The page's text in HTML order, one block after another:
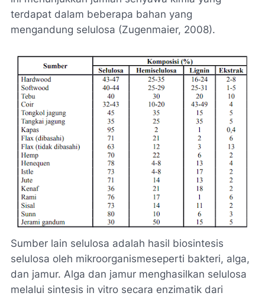
terdapat dalam beberapa bahan yang
mengandung selulosa (Zugenmaier, 2008).
Sumber lain selulosa adalah hasil biosintesis
selulosa oleh mikroorganismeseperti bakteri, alga,
dan jamur. Alga dan jamur menghasilkan selulosa
melalui sintesis in vitro secara enzimatik dari